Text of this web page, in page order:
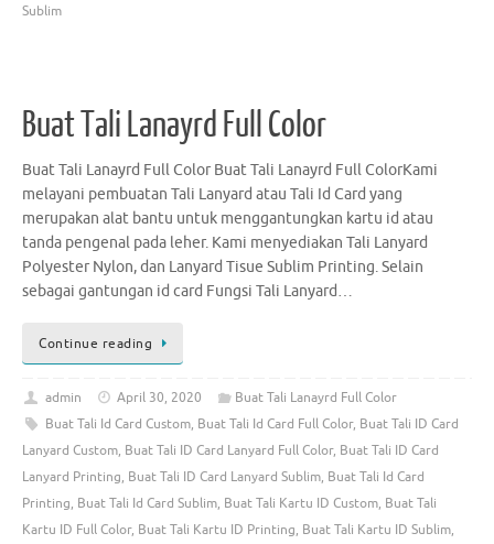
Sublim
Buat Tali Lanayrd Full Color
Buat Tali Lanayrd Full Color Buat Tali Lanayrd Full ColorKami
melayani pembuatan Tali Lanyard atau Tali Id Card yang
merupakan alat bantu untuk menggantungkan kartu id atau
tanda pengenal pada leher. Kami menyediakan Tali Lanyard
Polyester Nylon, dan Lanyard Tisue Sublim Printing. Selain
sebagai gantungan id card Fungsi Tali Lanyard…
Continue reading
admin April 30, 2020
Buat Tali Lanayrd Full Color
Buat Tali Id Card Custom, Buat Tali Id Card Full Color, Buat Tali ID Card
Lanyard Custom, Buat Tali ID Card Lanyard Full Color, Buat Tali ID Card
Lanyard Printing, Buat Tali ID Card Lanyard Sublim, Buat Tali Id Card
Printing, Buat Tali Id Card Sublim, Buat Tali Kartu ID Custom, Buat Tali
Kartu ID Full Color, Buat Tali Kartu ID Printing, Buat Tali Kartu ID Sublim,